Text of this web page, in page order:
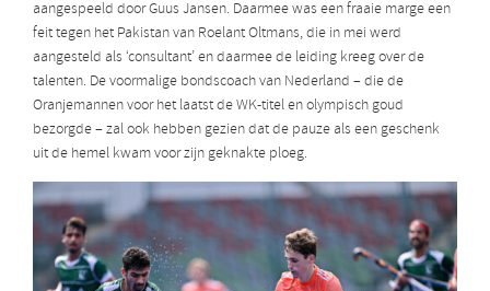
aangespeeld door Guus Jansen. Daarmee was een fraaie marge een
feit tegen het Pakistan van Roelant Oltmans, die in mei werd
aangesteld als ‘consultant’ en daarmee de leiding kreeg over de
talenten. De voormalige bondscoach van Nederland – die de
Oranjemannen voor het laatst de WK-titel en olympisch goud
bezorgde – zal ook hebben gezien dat de pauze als een geschenk
uit de hemel kwam voor zijn geknakte ploeg.